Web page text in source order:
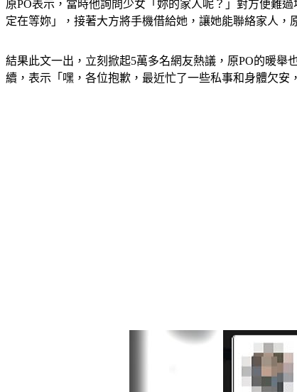
原PO表示，當時他詢問少女「妳的家人呢？」對方便難
定在等妳」，接著大方將手機借給她，讓她能聯絡家人，
結果此文一出，立刻掀起5萬多名網友熱議，原PO的暖舉
續，表示「嘿，各位抱歉，最近忙了一些私事和身體欠